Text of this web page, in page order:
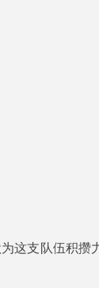
这支队伍积攒